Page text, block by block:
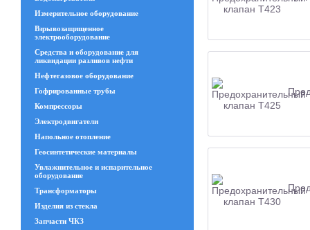
Измерительное оборудование
Взрывозащищенное
электрооборудование
Средства и оборудование для
ликвидации разливов нефти
Нефтегазовое оборудование
Гофрированные трубы
Компрессоры
Электродвигатели
Напольное отопление
Геосинтетические материалы
Увлажнительное и испарительное
оборудование
Трансформаторы
Изделия из стекла
Запчасти ЧКЗ